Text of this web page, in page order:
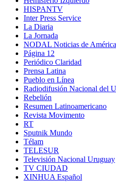
HISPANTV
Inter Press Service
La Diaria
La Jornada
NODAL Noticias de
Página 12
Periódico Claridad
Prensa Latina
Pueblo en Línea
Radiodifusión Nacional del
Rebelión
Resumen Latinoamericano
Revista Movimento
RT
Sputnik Mundo
Télam
TELESUR
Televisión Nacional Uruguay
TV CIUDAD
XINHUA Español